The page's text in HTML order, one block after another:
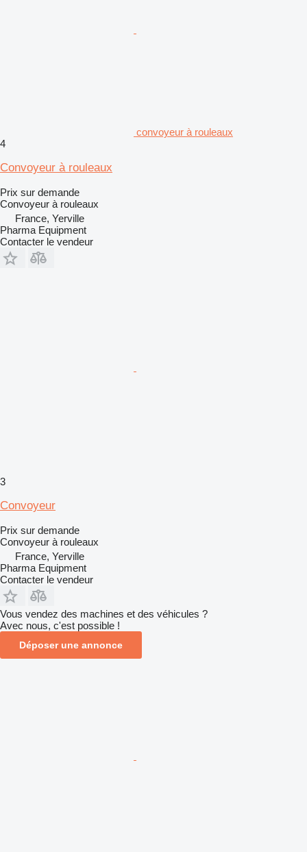
convoyeur à rouleaux
4
Convoyeur à rouleaux
Prix sur demande
Convoyeur à rouleaux
France, Yerville
Pharma Equipment
Contacter le vendeur
3
Convoyeur
Prix sur demande
Convoyeur à rouleaux
France, Yerville
Pharma Equipment
Contacter le vendeur
Vous vendez des machines et des véhicules ?
Avec nous, c'est possible !
Déposer une annonce